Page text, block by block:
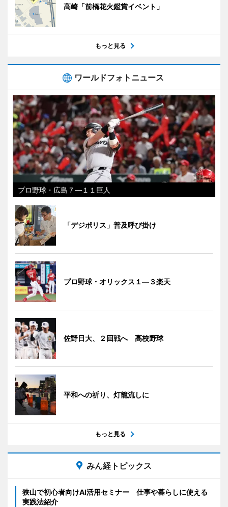
高崎「前橋花火鑑賞イベント」
もっと見る
ワールドフォトニュース
プロ野球・広島７―１１巨人
「デジポリス」普及呼び掛け
プロ野球・オリックス１―３楽天
佐野日大、２回戦へ 高校野球
平和への祈り、灯籠流しに
もっと見る
みん経トピックス
狭山で初心者向けAI活用セミナー 仕事や暮らしに使える
実践法紹介